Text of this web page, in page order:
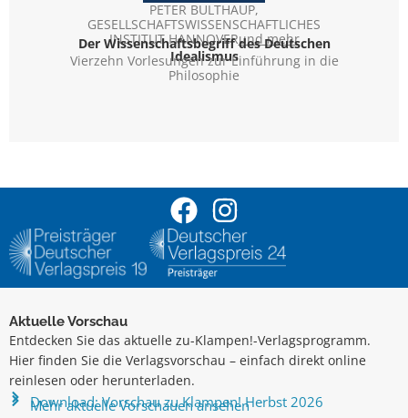
PETER BULTHAUP,
GESELLSCHAFTSWISSENSCHAFTLICHES
INSTITUT HANNOVERund mehr
Der Wissenschaftsbegriff des Deutschen
Idealismus
Vierzehn Vorlesungen zur Einführung in die
Philosophie
Aktuelle Vorschau
Entdecken Sie das aktuelle zu-Klampen!-Verlagsprogramm.
Hier finden Sie die Verlagsvorschau – einfach direkt online
reinlesen oder herunterladen.
Download: Vorschau zu Klampen! Herbst 2026
Mehr aktuelle Vorschauen ansehen